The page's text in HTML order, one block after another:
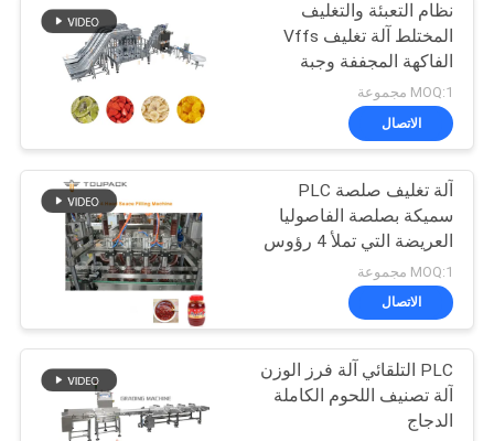
آلة تغليف الفواكه
والخضروات
57
آلة تغليف المواد
الغذائية المجمدة
47
نظام التعبئة والتغليف
المختلط آلة تغليف Vffs
الفاكهة المجففة وجبة
خفيفة الغذاء مولتيهيد وازن
MOQ:1 مجموعة
الاتصال
آلة تغليف صلصة PLC
سميكة بصلصة الفاصوليا
العريضة التي تملأ 4 رؤوس
نظام تعبئة السوائل
MOQ:1 مجموعة
الاتصال
PLC التلقائي آلة فرز الوزن
آلة تصنيف اللحوم الكاملة
الدجاج